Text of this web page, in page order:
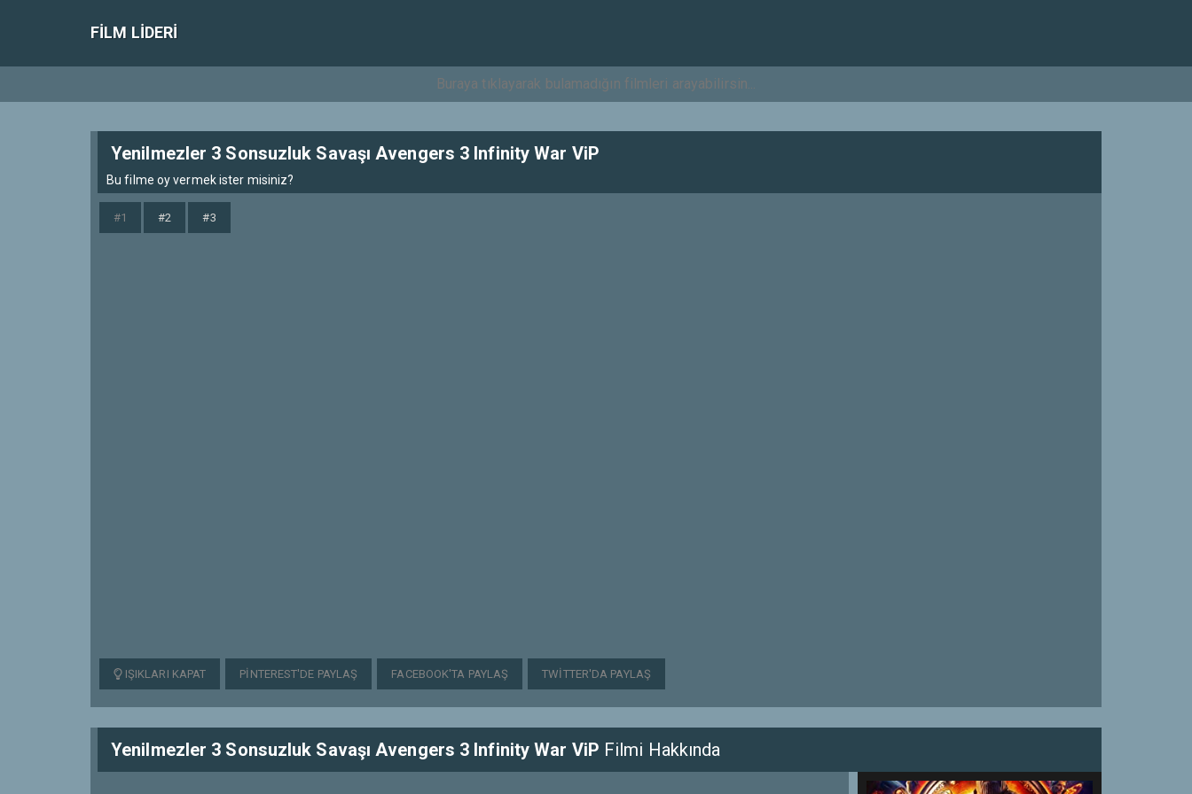
FILM LIDERI
Yenilmezler 3 Sonsuzluk Savaşı Avengers 3 Infinity War ViP
Bu filme oy vermek ister misiniz?
#1 #2 #3
IŞIKLARI KAPAT PINTEREST'DE PAYLAŞ FACEBOOK'TA PAYLAŞ TWITTER'DA PAYLAŞ
Yenilmezler 3 Sonsuzluk Savaşı Avengers 3 Infinity War ViP Filmi Hakkında